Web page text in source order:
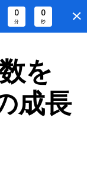
0
分
0
秒
を
成長